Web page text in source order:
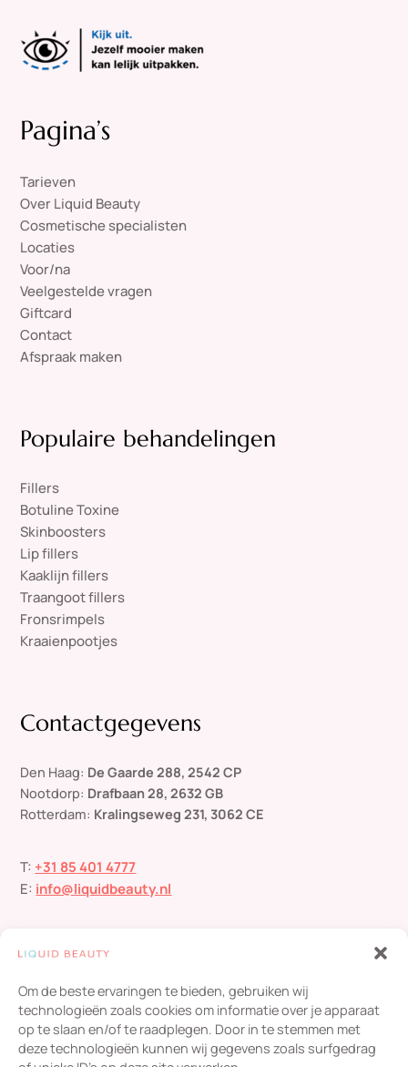
Om de beste ervaringen te bieden, gebruiken wij
technologieën zoals cookies om informatie over je apparaat
op te slaan en/of te raadplegen. Door in te stemmen met
deze technologieën kunnen wij gegevens zoals surfgedrag
Pagina’s
Tarieven
Over Liquid Beauty
Cosmetische specialisten
Locaties
Voor/na
Veelgestelde vragen
Giftcard
Contact
Afspraak maken
Populaire behandelingen
Fillers
Botuline Toxine
Skinboosters
Lip fillers
Kaaklijn fillers
Traangoot fillers
Fronsrimpels
Kraaienpootjes
Contactgegevens
Den Haag: De Gaarde 288, 2542 CP
Nootdorp: Drafbaan 28, 2632 GB
Rotterdam: Kralingseweg 231, 3062 CE
T: +31 85 401 4777
E: info@liquidbeauty.nl
Liquid Beauty scoort een4,8 / 5op basis van454